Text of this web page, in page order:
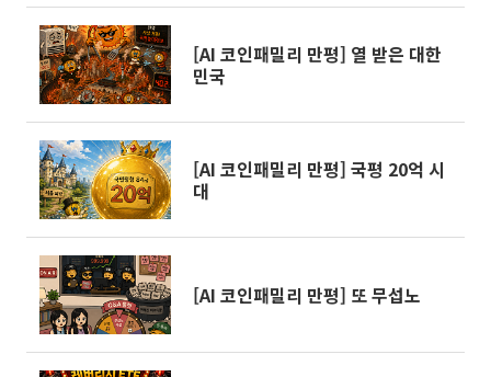
[AI 코인패밀리 만평] 열 받은 대한
민국
[AI 코인패밀리 만평] 국평 20억 시
대
[AI 코인패밀리 만평] 또 무섭노